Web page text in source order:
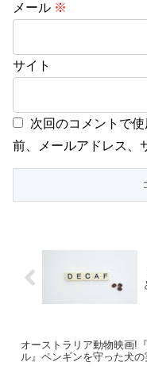
メール ※
サイト
次回のコメントで
前、メールアドレス、
オーストラリア動物映画!
ル』ペンギンを守った犬